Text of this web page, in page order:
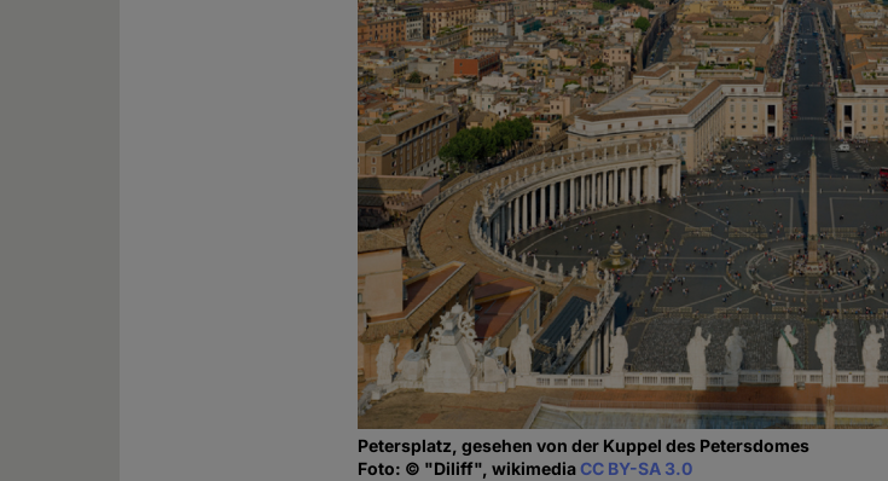
Petersplatz, gesehen von der Kuppel des Petersdomes
Foto: © "Diliff", wikimediaCC BY-SA 3.0